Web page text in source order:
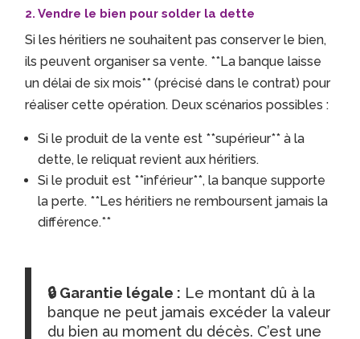
2. Vendre le bien pour solder la dette
Si les héritiers ne souhaitent pas conserver le bien,
ils peuvent organiser sa vente. **La banque laisse
un délai de six mois** (précisé dans le contrat) pour
réaliser cette opération. Deux scénarios possibles :
Si le produit de la vente est **supérieur** à la
dette, le reliquat revient aux héritiers.
Si le produit est **inférieur**, la banque supporte
la perte. **Les héritiers ne remboursent jamais la
différence.**
🔒 Garantie légale : Le montant dû à la
banque ne peut jamais excéder la valeur
du bien au moment du décès. C’est une